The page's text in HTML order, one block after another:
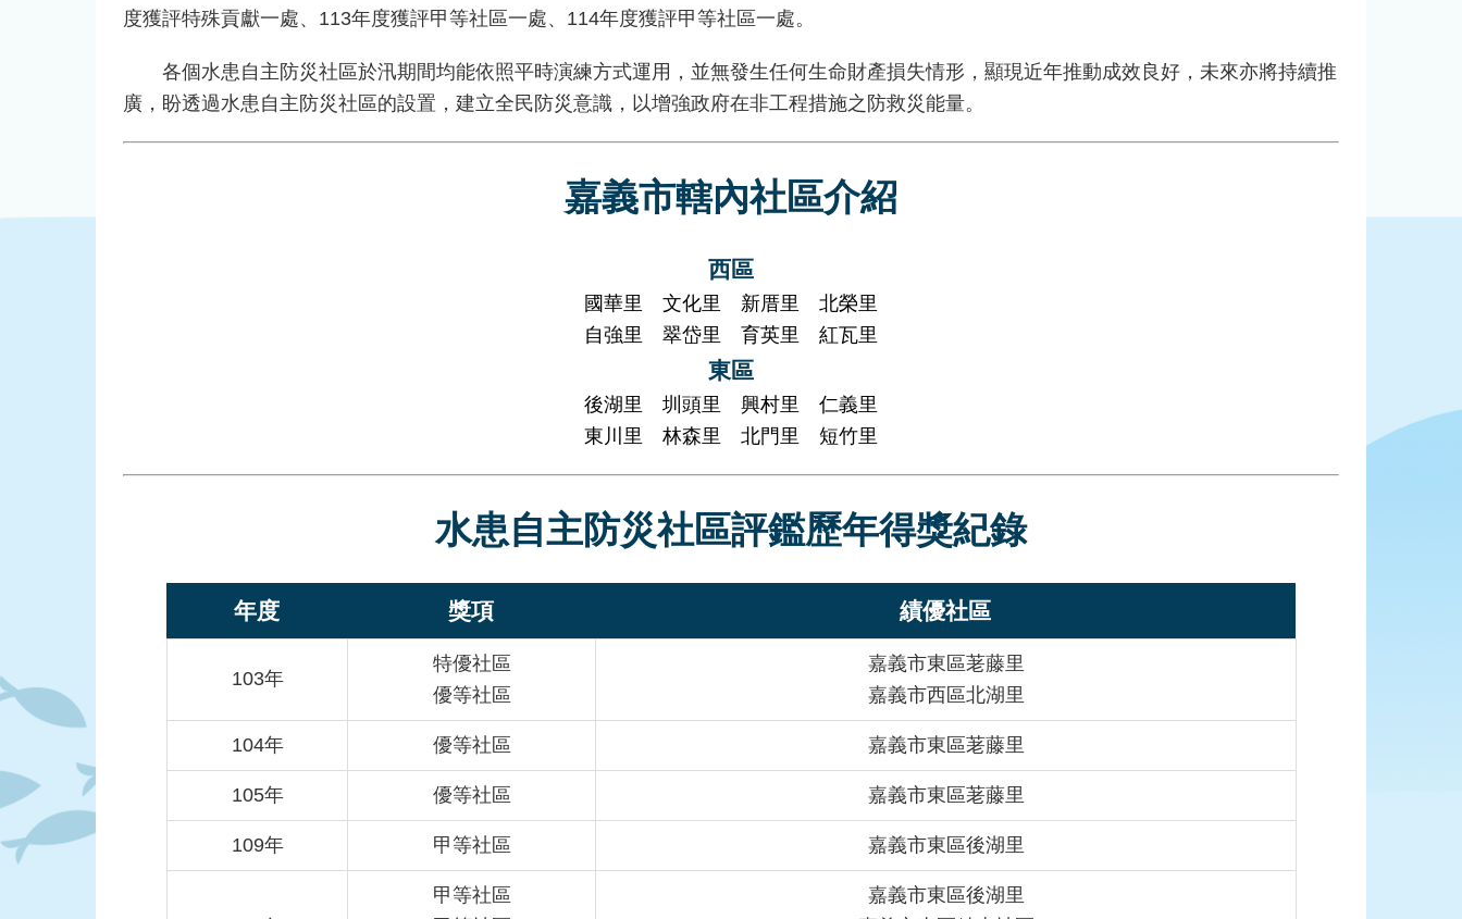
度獲評特殊貢獻一處、113年度獲評甲等社區一處、114年度獲評甲等社區一處。
各個水患自主防災社區於汛期間均能依照平時演練方式運用，並無發生任何生命財產損失情形，顯現近年推動成效良好，未來亦將持續推
廣，盼透過水患自主防災社區的設置，建立全民防災意識，以增強政府在非工程措施之防救災能量。
嘉義市轄內社區介紹
西區
國華里 文化里 新厝里
北榮里
自強里
翠岱里 育英里 紅瓦里
東區
後湖里 圳頭里 興村里
仁義里
東川里
林森里 北門里 短竹里
水患自主防災社區評鑑歷年得獎紀錄
年度 獎項 績優社區
103年
特優社區
優等社區
嘉義市東區荖藤里
嘉義市西區北湖里
104年 優等社區 嘉義市東區荖藤里
105年 優等社區 嘉義市東區荖藤里
109年 甲等社區 嘉義市東區後湖里
甲等社區
嘉義市東區後湖里